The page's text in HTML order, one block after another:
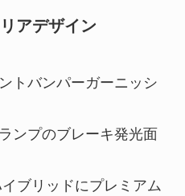
アデザイン
トバンパーガーニッシ
ンプのブレーキ発光面
ブリッドにプレミアム